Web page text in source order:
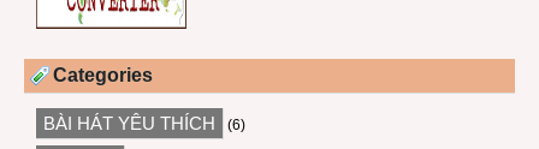
Categories
BÀI HÁT YÊU THÍCH (6)